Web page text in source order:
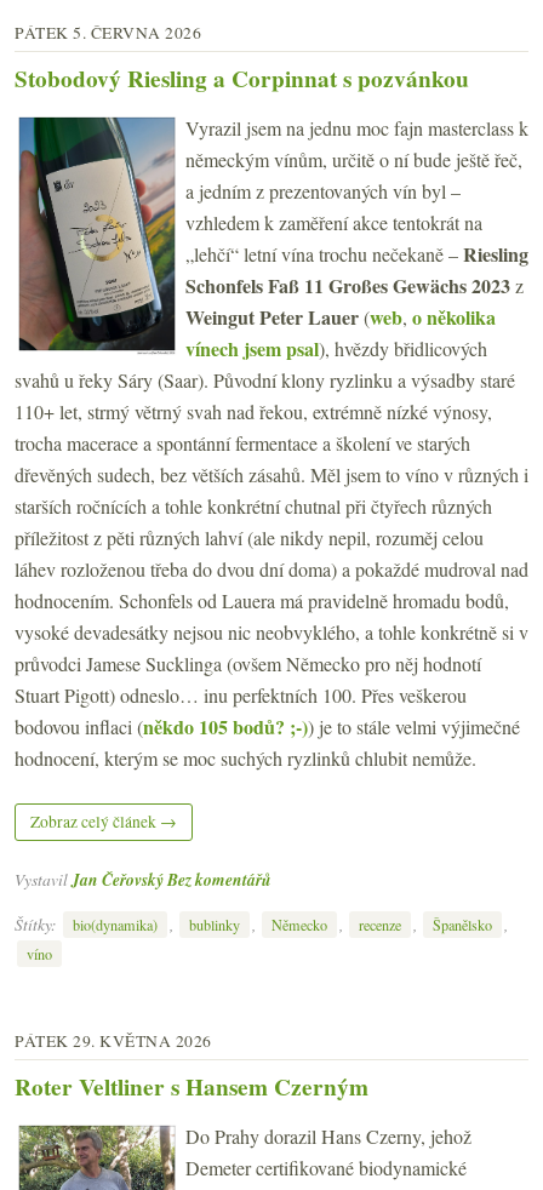
PÁTEK 5. ČERVNA 2026
Stobodový Riesling a Corpinnat s pozvánkou
Vyrazil jsem na jednu moc fajn masterclass k
německým vínům, určitě o ní bude ještě řeč,
a jedním z prezentovaných vín byl –
vzhledem k zaměření akce tentokrát na
„lehčí“ letní vína trochu nečekaně –Riesling
Schonfels Faß 11 Großes Gewächs 2023z
WeingutPeter Lauer(web, o několika
vínech jsem psal), hvězdy břidlicových
svahů u řeky Sáry (Saar). Původní klony ryzlinku a výsadby staré
110+ let, strmý větrný svah nad řekou, extrémně nízké výnosy,
trocha macerace a spontánní fermentace a školení ve starých
dřevěných sudech, bez větších zásahů. Měl jsem to víno v různých i
starších ročnících a tohle konkrétní chutnal při čtyřech různých
příležitost z pěti různých lahví (ale nikdy nepil, rozuměj celou
láhev rozloženou třeba do dvou dní doma) a pokaždé mudroval nad
hodnocením. Schonfels od Lauera má pravidelně hromadu bodů,
vysoké devadesátky nejsou nic neobvyklého, a tohle konkrétně si v
průvodci Jamese Sucklinga (ovšem Německo pro něj hodnotí
Stuart Pigott) odneslo… inu perfektních 100. Přes veškerou
bodovou inflaci (někdo 105 bodů? ;-)) je to stále velmi výjimečné
hodnocení, kterým se moc suchých ryzlinků chlubit nemůže.
Zobraz celý článek →
VystavilJan ČeřovskýBez komentářů
Štítky:
bio(dynamika) , bublinky , Německo , recenze , Španělsko ,
víno
PÁTEK 29. KVĚTNA 2026
Roter Veltliner s Hansem Czerným
Do Prahy dorazil Hans Czerny, jehož
Demeter certifikované biodynamické